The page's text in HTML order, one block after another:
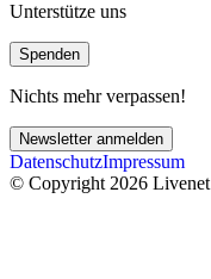
Unterstütze uns
Spenden
Nichts mehr verpassen!
Newsletter anmelden
DatenschutzImpressum
© Copyright 2026 Livenet